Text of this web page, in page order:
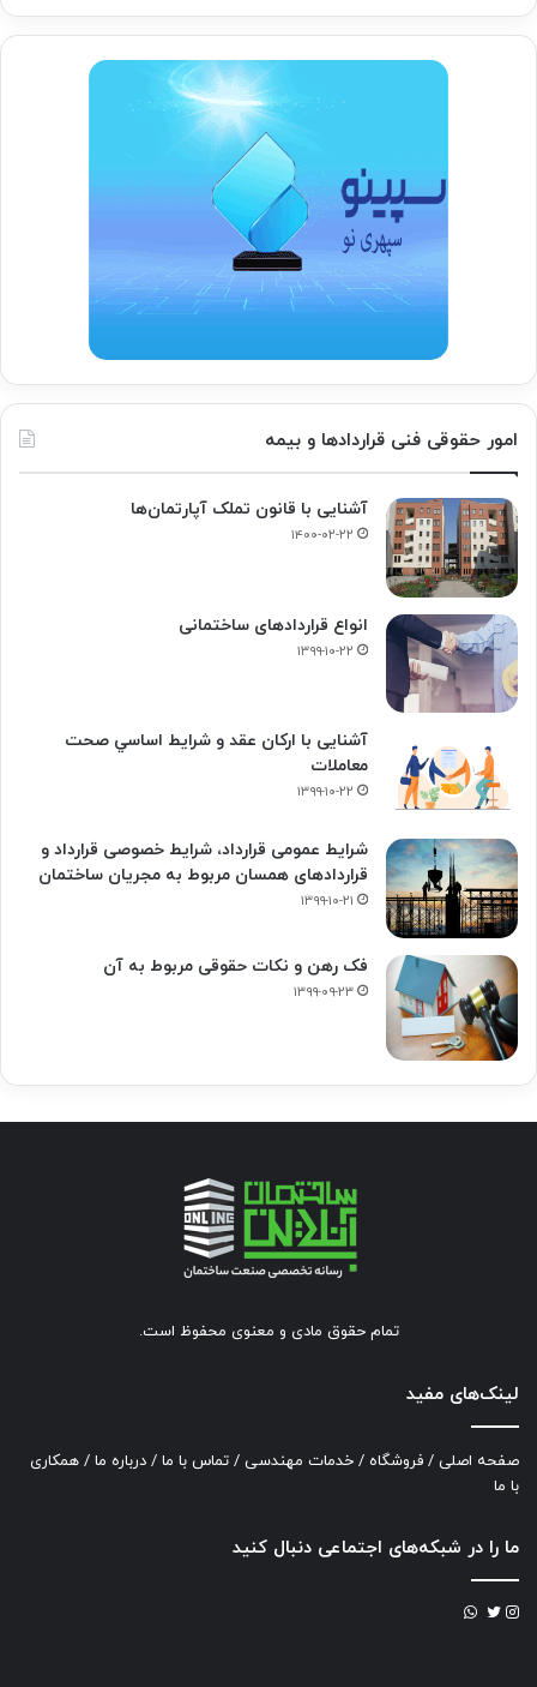
امور حقوقی فنی قراردادها و بیمه
آشنایی با قانون تملک آپارتمان‌ها
۱۴۰۰-۰۲-۲۲
انواع قراردادهای ساختمانی
۱۳۹۹-۱۰-۲۲
آشنایی با ارکان عقد و شرايط اساسي صحت
معاملات
۱۳۹۹-۱۰-۲۲
شرایط عمومی قرارداد، شرایط خصوصی قرارداد و
قراردادهای همسان مربوط به مجریان ساختمان
۱۳۹۹-۱۰-۲۱
فک‌ رهن و نکات حقوقی مربوط به آن
۱۳۹۹-۰۹-۲۳
تمام حقوق مادی و معنوی محفوظ است.
لینک‌های مفید
صفحه اصلی / فروشگاه / خدمات مهندسی / تماس با ما / درباره ما / همکاری
با ما
ما را در شبکه‌های اجتماعی دنبال کنید